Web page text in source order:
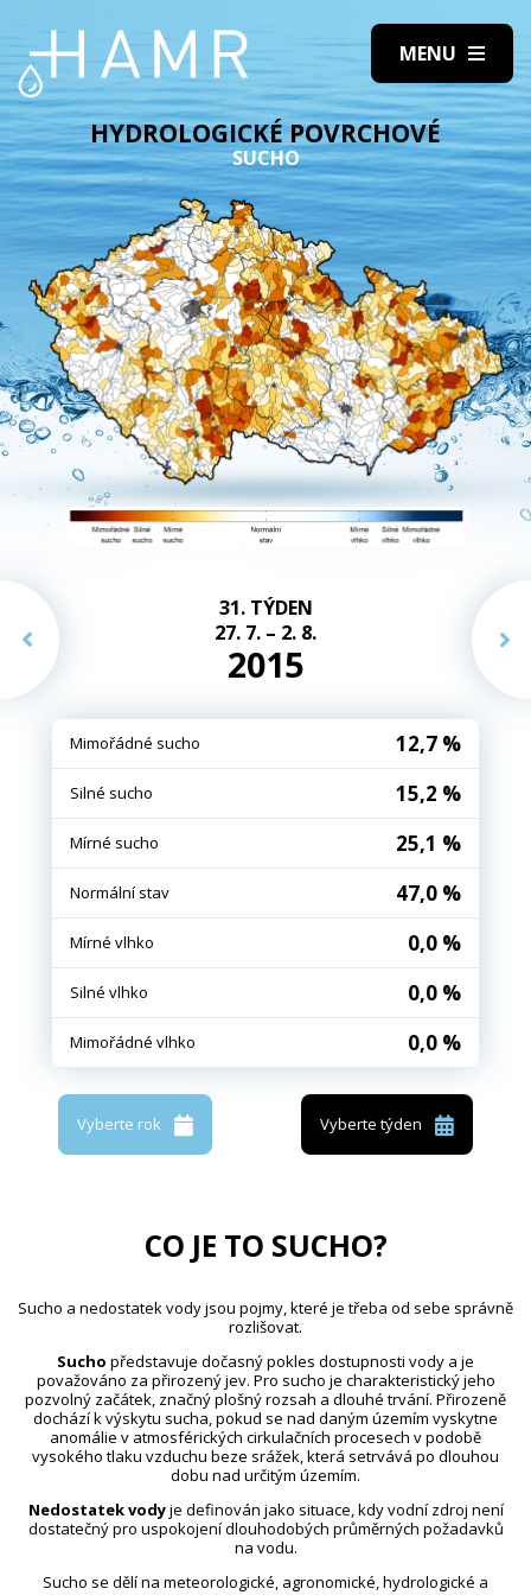
HYDROLOGICKÉ POVRCHOVÉ
SUCHO
31. TÝDEN
27. 7. – 2. 8.
2015
Mimořádné sucho 12,7 %
Silné sucho 15,2 %
Mírné sucho 25,1 %
Normální stav 47,0 %
Mírné vlhko 0,0 %
Silné vlhko 0,0 %
Mimořádné vlhko 0,0 %
Vyberte rok Vyberte týden
CO JE TO SUCHO?
Sucho a nedostatek vody jsou pojmy, které je třeba od sebe správně
rozlišovat.
Sucho představuje dočasný pokles dostupnosti vody a je
považováno za přirozený jev. Pro sucho je charakteristický jeho
pozvolný začátek, značný plošný rozsah a dlouhé trvání. Přirozeně
dochází k výskytu sucha, pokud se nad daným územím vyskytne
anomálie v atmosférických cirkulačních procesech v podobě
vysokého tlaku vzduchu beze srážek, která setrvává po dlouhou
dobu nad určitým územím.
Nedostatek vodyje definován jako situace, kdy vodní zdroj není
dostatečný pro uspokojení dlouhodobých průměrných požadavků
na vodu.
Sucho se dělí na meteorologické, agronomické, hydrologické a